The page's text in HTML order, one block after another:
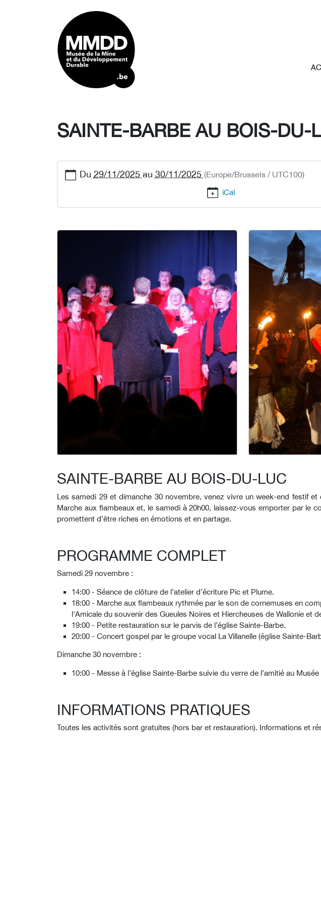
SAINTE-BARBE AU BOIS-DU-
Du 29/11/2025 au 30/11/2025 (Europe/Brussels / UTC100)
iCal
SAINTE-BARBE AU BOIS-DU-LUC
Les samedi 29 et dimanche 30 novembre, venez vivre un week-end festif
Marche aux flambeaux et, le samedi à 20h00, laissez-vous emporter par le
promettent d’être riches en émotions et en partage.
PROGRAMME COMPLET
Samedi 29 novembre :
14:00 - Séance de clôture de l’atelier d’écriture Pic et Plume.
18:00 - Marche aux flambeaux rythmée par le son de cornemuses en
l'Amicale du souvenir des Gueules Noires et Hiercheuses de Wallonie et
19:00 - Petite restauration sur le parvis de l’église Sainte-Barbe.
20:00 - Concert gospel par le groupe vocal La Villanelle (église Sainte-
Dimanche 30 novembre :
10:00 - Messe à l’église Sainte-Barbe suivie du verre de l’amitié au
INFORMATIONS PRATIQUES
Toutes les activités sont gratuites (hors bar et restauration). Informations et